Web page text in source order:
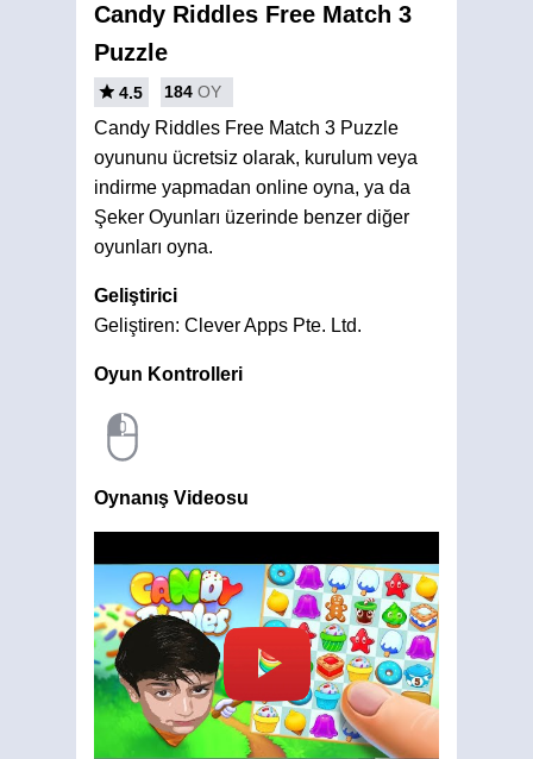
Candy Riddles Free Match 3
Puzzle
4.5 184 OY
Candy Riddles Free Match 3 Puzzle
oyununu ücretsiz olarak, kurulum veya
indirme yapmadan online oyna, ya da
Şeker Oyunları üzerinde benzer diğer
oyunları oyna.
Geliştirici
Geliştiren: Clever Apps Pte. Ltd.
Oyun Kontrolleri
Oynanış Videosu